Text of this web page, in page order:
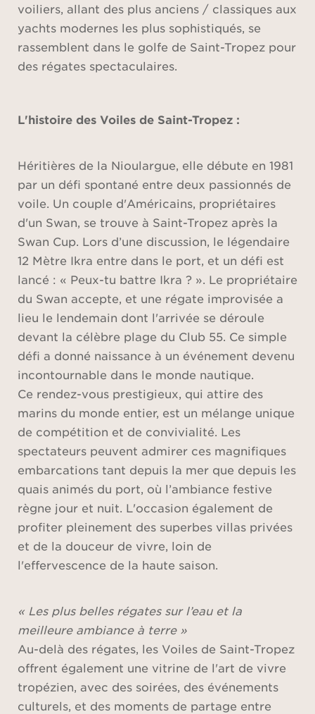
voiliers, allant des plus anciens / classiques aux
yachts modernes les plus sophistiqués, se
rassemblent dans le golfe de Saint-Tropez pour
des régates spectaculaires.
L'histoire des Voiles de Saint-Tropez :
Héritières de la Nioulargue, elle débute en 1981
par un défi spontané entre deux passionnés de
voile. Un couple d'Américains, propriétaires
d'un Swan, se trouve à Saint-Tropez après la
Swan Cup. Lors d’une discussion, le légendaire
12 Mètre Ikra entre dans le port, et un défi est
lancé : « Peux-tu battre Ikra ? ». Le propriétaire
du Swan accepte, et une régate improvisée a
lieu le lendemain dont l'arrivée se déroule
devant la célèbre plage du Club 55. Ce simple
défi a donné naissance à un événement devenu
incontournable dans le monde nautique.
Ce rendez-vous prestigieux, qui attire des
marins du monde entier, est un mélange unique
de compétition et de convivialité. Les
spectateurs peuvent admirer ces magnifiques
embarcations tant depuis la mer que depuis les
quais animés du port, où l’ambiance festive
règne jour et nuit. L'occasion également de
profiter pleinement des superbes villas privées
et de la douceur de vivre, loin de
l'effervescence de la haute saison.
« Les plus belles régates sur l’eau et la
meilleure ambiance à terre »
Au-delà des régates, les Voiles de Saint-Tropez
offrent également une vitrine de l'art de vivre
tropézien, avec des soirées, des événements
culturels, et des moments de partage entre